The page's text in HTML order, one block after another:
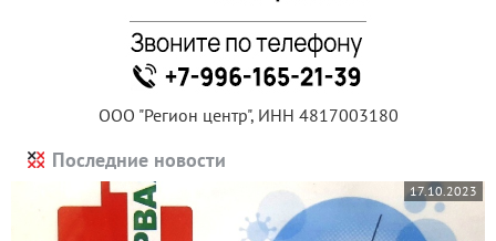
ООО "Регион центр", ИНН 4817003180
Последние новости
17.10.2023